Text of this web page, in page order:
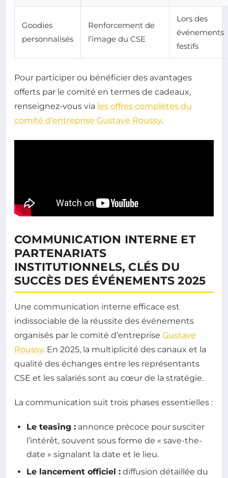
Goodies
personnalisés
Renforcement de
l’image du CSE
Lors des
événements
festifs
Pour participer ou bénéficier des avantages
offerts par le comité en termes de cadeaux,
renseignez-vous via les offres complètes du
comité d’entreprise Gustave Roussy.
COMMUNICATION INTERNE ET
PARTENARIATS
INSTITUTIONNELS, CLÉS DU
SUCCÈS DES ÉVÉNEMENTS 2025
Une communication interne efficace est
indissociable de la réussite des événements
organisés par le comité d’entreprise Gustave
Roussy. En 2025, la multiplicité des canaux et la
qualité des échanges entre les représentants
CSE et les salariés sont au cœur de la stratégie.
La communication suit trois phases essentielles :
Le teasing : annonce précoce pour susciter
l’intérêt, souvent sous forme de « save-the-
date » signalant la date et le lieu.
Le lancement officiel : diffusion détaillée du